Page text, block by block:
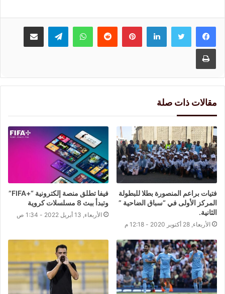
لينكدإنبينتيريست واتسابتيلقرام مشاركة عبر البريد
طباعة
مقالات ذات صلة
فتيات براعم المنصورة بطلا للبطولة
المركز الأولى في “سباق الضاحية ”
الثانية.
الأربعاء, 28 أكتوبر 2020 - 12:18 م
فيفا تطلق منصة إلكترونية “+FIFA”
وتبدأ ببث 8 مسلسلات كروية
الأربعاء, 13 أبريل 2022 - 1:34 ص